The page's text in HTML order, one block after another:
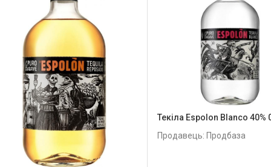
Текіла Espolon Blanco 40%
Продавець: Продбаза